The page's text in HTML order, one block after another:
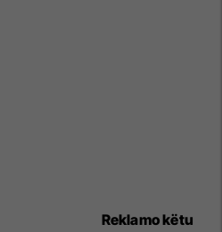
Reklamo këtu